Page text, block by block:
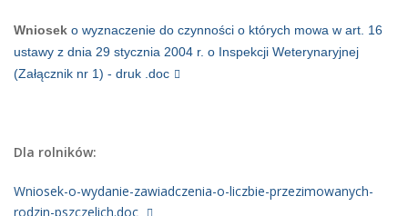
Wniosek o wyznaczenie do czynności o których mowa w art. 16
ustawy z dnia 29 stycznia 2004 r. o Inspekcji Weterynaryjnej
(Załącznik nr 1) - druk .doc
Dla rolników:
Wniosek-o-wydanie-zawiadczenia-o-liczbie-przezimowanych-
rodzin-pszczelich.doc